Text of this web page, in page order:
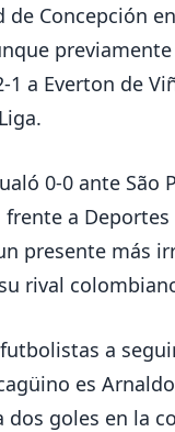
de Concepción
1 a Everton de
0-0 ante São
frente a
presente más
rival
a
es
dos goles en la